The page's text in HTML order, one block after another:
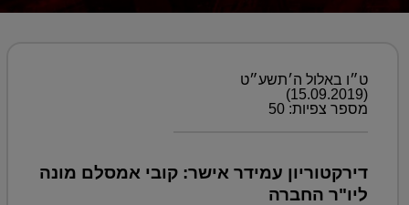
ט״ו באלול ה׳תשע״ט
(15.09.2019)
מספר צפיות: 50
דירקטוריון עמידר אישר: קובי אמסלם מונה
ליו"ר החברה